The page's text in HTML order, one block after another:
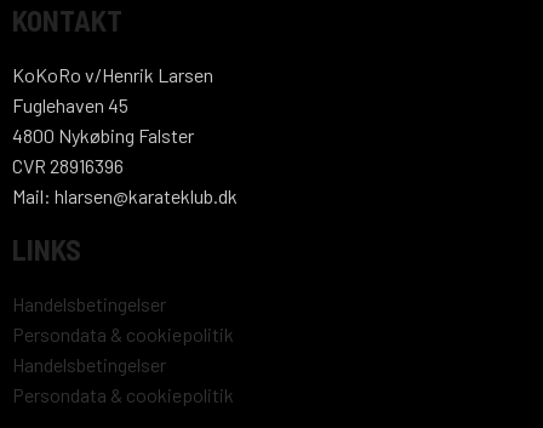
KONTAKT
KoKoRo v/Henrik Larsen
Fuglehaven 45
4800 Nykøbing Falster
CVR 28916396
Mail: hlarsen@karateklub.dk
LINKS
Handelsbetingelser
Persondata & cookiepolitik
Handelsbetingelser
Persondata & cookiepolitik